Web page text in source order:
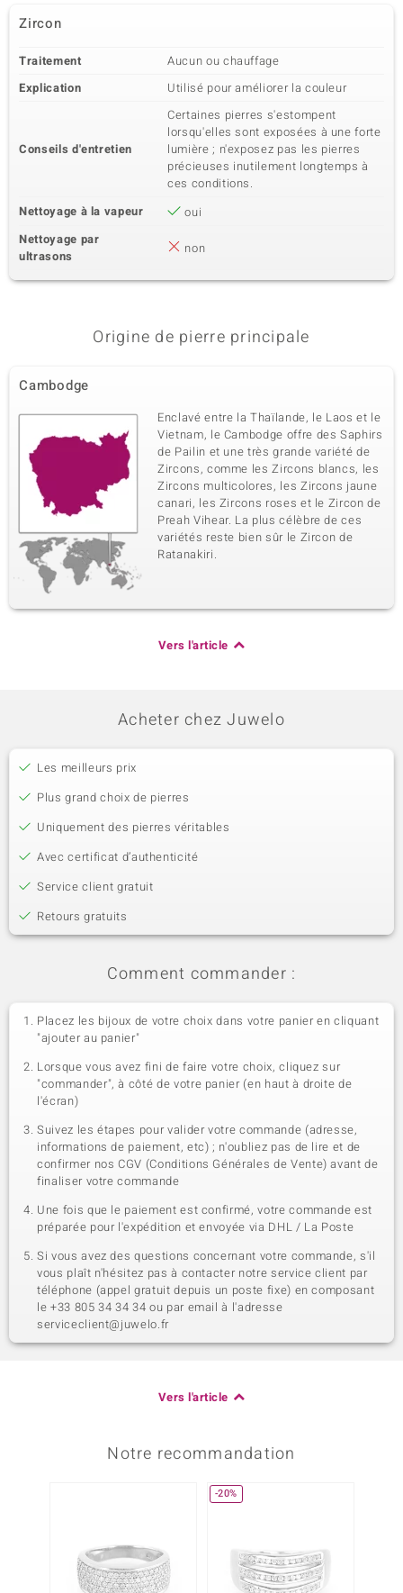
Zircon
Traitement
Aucun ou chauffage
Explication
Utilisé pour améliorer la couleur
Conseils d'entretien
Certaines pierres s'estompent
lorsqu'elles sont exposées à une forte
lumière ; n'exposez pas les pierres
précieuses inutilement longtemps à
ces conditions.
Nettoyage à la vapeur
oui
Nettoyage par
ultrasons
non
Origine de pierre principale
Cambodge
Enclavé entre la Thaïlande, le Laos et le
Vietnam, le Cambodge offre des Saphirs
de Pailin et une très grande variété de
Zircons, comme les Zircons blancs, les
Zircons multicolores, les Zircons jaune
canari, les Zircons roses et le Zircon de
Preah Vihear. La plus célèbre de ces
variétés reste bien sûr le Zircon de
Ratanakiri.
Vers l'article
Acheter chez Juwelo
Les meilleurs prix
Plus grand choix de pierres
Uniquement des pierres véritables
Avec certificat d’authenticité
Service client gratuit
Retours gratuits
Comment commander :
Placez les bijoux de votre choix dans votre panier en cliquant
"ajouter au panier"
Lorsque vous avez fini de faire votre choix, cliquez sur
"commander", à côté de votre panier (en haut à droite de
l'écran)
Suivez les étapes pour valider votre commande (adresse,
informations de paiement, etc) ; n'oubliez pas de lire et de
confirmer nos CGV (Conditions Générales de Vente) avant de
finaliser votre commande
Une fois que le paiement est confirmé, votre commande est
préparée pour l'expédition et envoyée via DHL / La Poste
Si vous avez des questions concernant votre commande, s'il
vous plaît n'hésitez pas à contacter notre service client par
téléphone (appel gratuit depuis un poste fixe) en composant
le +33 805 34 34 34 ou par email à l'adresse
serviceclient@juwelo.fr
Vers l'article
Notre recommandation
-20%